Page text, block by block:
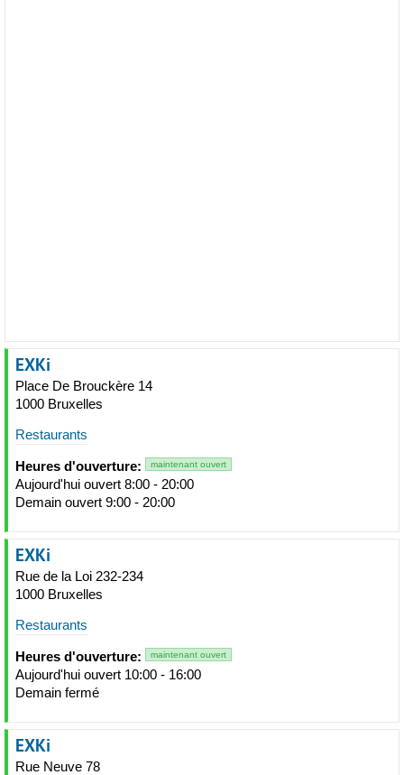
EXKi
Place De Brouckère 14
1000 Bruxelles
Restaurants
Heures d'ouverture: maintenant ouvert
Aujourd'hui ouvert 8:00 - 20:00
Demain ouvert 9:00 - 20:00
EXKi
Rue de la Loi 232-234
1000 Bruxelles
Restaurants
Heures d'ouverture: maintenant ouvert
Aujourd'hui ouvert 10:00 - 16:00
Demain fermé
EXKi
Rue Neuve 78